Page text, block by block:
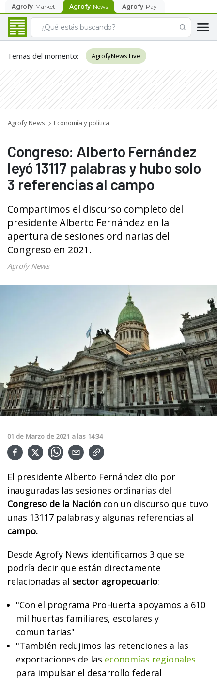
Agrofy Market Agrofy News Agrofy Pay
Temas del momento: AgrofyNews Live
Agrofy News Economía y política
Congreso: Alberto Fernández
leyó 13117 palabras y hubo solo
3 referencias al campo
Compartimos el discurso completo del
presidente Alberto Fernández en la
apertura de sesiones ordinarias del
Congreso en 2021.
Agrofy News
01 de Marzo de 2021 a las 14:34
El presidente Alberto Fernández dio por
inauguradas las sesiones ordinarias del
Congreso de la Nación con un discurso que tuvo
unas 13117 palabras y algunas referencias al
campo.
Desde Agrofy News identificamos 3 que se
podría decir que están directamente
relacionadas al sector agropecuario:
"Con el programa ProHuerta apoyamos a 610
mil huertas familiares, escolares y
comunitarias"
"También redujimos las retenciones a las
exportaciones de las economías regionales
para impulsar el desarrollo federal